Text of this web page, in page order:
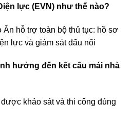
lực (EVN) như thế nào?
hỗ trợ toàn bộ thủ tục: hồ sơ
lực và giám sát đấu nối
hưởng đến kết cấu mái nhà
khảo sát và thi công đúng